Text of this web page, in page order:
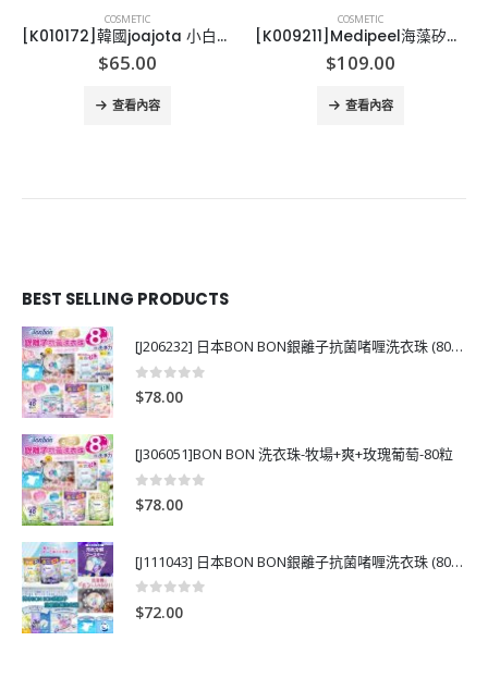
COSMETIC
[K010172]韓國joajota 小白管氧氣洗面奶-2支
$65.00
查看內容
COSMETIC
[K009211]Medipeel海藻矽針嫩膚面膜120g
$109.00
查看內容
BEST SELLING PRODUCTS
[J206232] 日本BON BON銀離子抗菌啫喱洗衣珠 (80粒)
0out of 5
$78.00
[J306051]BON BON 洗衣珠-牧場+爽+玫瑰葡萄-80粒
0
$78.00
[J111043] 日本BON BON銀離子抗菌啫喱洗衣珠 (80粒)
0
$72.00